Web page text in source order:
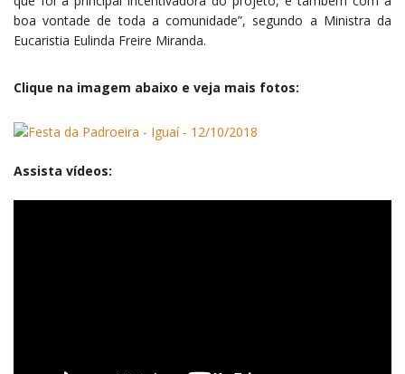
boa vontade de toda a comunidade”, segundo a Ministra da
Eucaristia Eulinda Freire Miranda.
Clique na imagem abaixo e veja mais fotos:
Assista vídeos: